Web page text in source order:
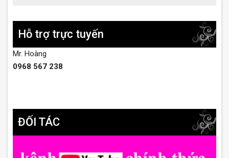
Hỗ trợ trực tuyến
Mr. Hoàng
0968 567 238
ĐỐI TÁC